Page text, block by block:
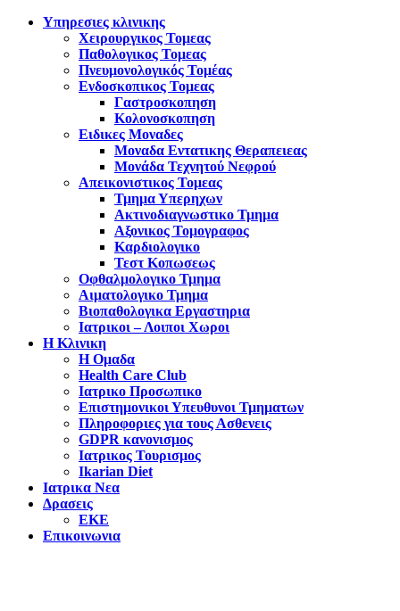
Υπηρεσιες κλινικης
Χειρουργικος Τομεας
Παθολογικος Τομεας
Πνευμονολογικός Τομέας
Ενδοσκοπικος Τομεας
Γαστροσκοπηση
Κολονοσκοπηση
Ειδικες Μοναδες
Μοναδα Εντατικης Θεραπειεας
Μονάδα Τεχνητού Νεφρού
Απεικονιστικος Τομεας
Τμημα Υπερηχων
Ακτινοδιαγνωστικο Τμημα
Αξονικος Τομογραφος
Καρδιολογικο
Τεστ Κοπωσεως
Οφθαλμολογικο Τμημα
Αιματολογικο Τμημα
Βιοπαθολογικα Εργαστηρια
Ιατρικοι – Λοιποι Χωροι
Η Κλινικη
Η Ομαδα
Health Care Club
Ιατρικο Προσωπικο
Επιστημονικοι Υπευθυνοι Τμηματων
Πληροφοριες για τους Ασθενεις
GDPR κανονισμος
Ιατρικος Τουρισμος
Ikarian Diet
Ιατρικα Νεα
Δρασεις
ΕΚΕ
Επικοινωνια